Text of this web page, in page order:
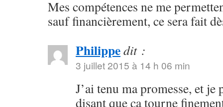
Mes compétences ne me
sauf financièrement, ce sera fait
Philippedit :
3 juillet 2015 à 14 h 06 min
J’ai tenu ma promesse, et
disant que ça tourne